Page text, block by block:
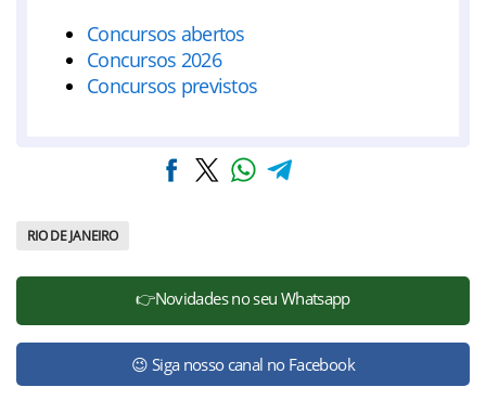
Concursos abertos
Concursos 2026
Concursos previstos
RIO DE JANEIRO
👉Novidades no seu Whatsapp
😉 Siga nosso canal no Facebook